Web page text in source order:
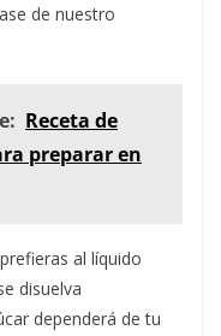
de nuestro
Receta de
preparar en
al líquido
disuelva
dependerá de tu